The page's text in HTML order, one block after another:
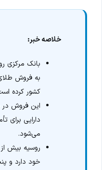
خلاصه خبر:
بانک مرکزی
به فروش
کشور کرده
این فروش در
دارایی برای
می‌شود.
روسیه بیش از
خود دارد و